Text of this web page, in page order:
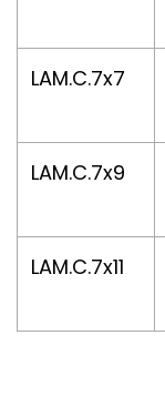
LAM.C.7x7
LAM.C.7x9
LAM.C.7x11